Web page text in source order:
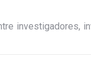
investigadores,